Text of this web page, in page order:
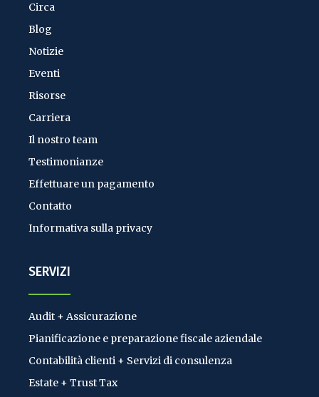
Circa
Blog
Notizie
Eventi
Risorse
Carriera
Il nostro team
Testimonianze
Effettuare un pagamento
Contatto
Informativa sulla privacy
SERVIZI
Audit + Assicurazione
Pianificazione e preparazione fiscale aziendale
Contabilità clienti + Servizi di consulenza
Estate + Trust Tax